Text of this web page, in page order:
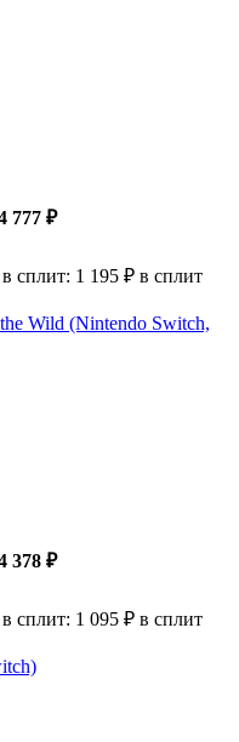
777 ₽
сплит: 1 195 ₽ в сплит
Wild (Nintendo Switch,
378 ₽
сплит: 1 095 ₽ в сплит